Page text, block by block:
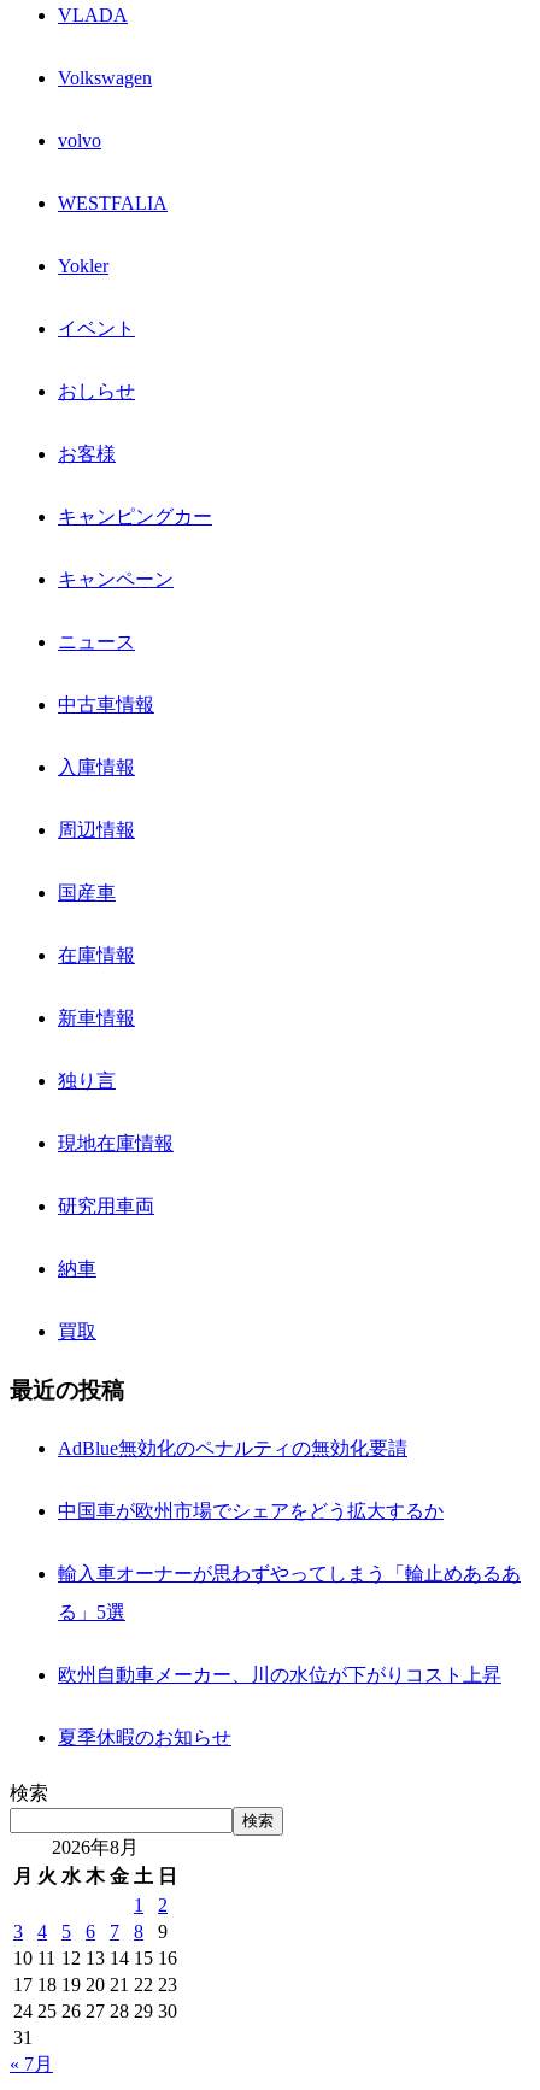
VLADA
Volkswagen
volvo
WESTFALIA
Yokler
イベント
おしらせ
お客様
キャンピングカー
キャンペーン
ニュース
中古車情報
入庫情報
周辺情報
国産車
在庫情報
新車情報
独り言
現地在庫情報
研究用車両
納車
買取
最近の投稿
AdBlue無効化のペナルティの無効化要請
中国車が欧州市場でシェアをどう拡大するか
輸入車オーナーが思わずやってしまう「輪止めあるあ
る」5選
欧州自動車メーカー、川の水位が下がりコスト上昇
夏季休暇のお知らせ
検索
検索
2026年8月
月 火 水 木 金 土 日
1
2
3
4 5 6 7 8
9
10 11 12 13 14 15 16
17 18 19 20 21 22 23
24 25 26 27 28 29 30
31
« 7月